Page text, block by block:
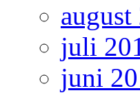
august
juli
juni